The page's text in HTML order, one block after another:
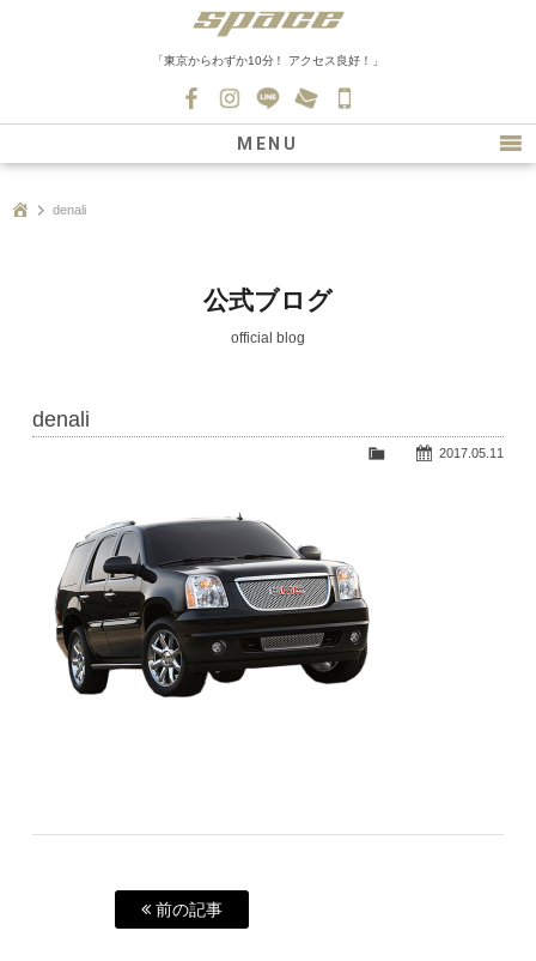
「東京からわずか10分！ アクセス良好！」
0139
MENU
新車情報
在庫車情報
スタッフ募集
denali
公式ブログ
official blog
denali
2017.05.11
前の記事